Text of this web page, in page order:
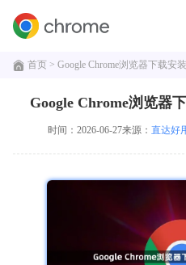
首页 > Google Chrome浏览器下载安
Google Chrome浏览器
时间：2026-06-27来源： 直达好